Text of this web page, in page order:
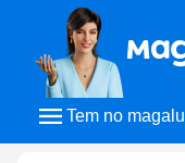
Tem no magalu